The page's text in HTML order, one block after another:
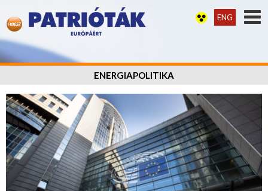
ENG
ENERGIAPOLITIKA